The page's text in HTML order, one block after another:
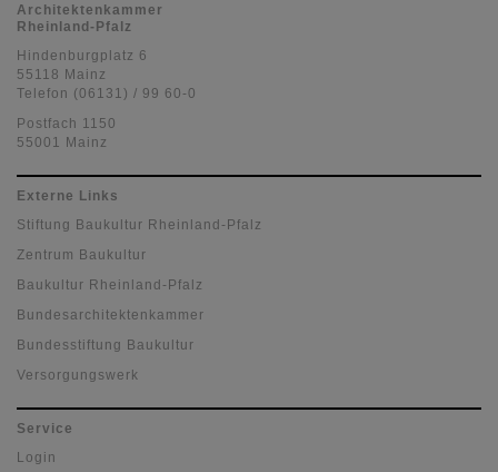
Architektenkammer
Rheinland-Pfalz
Hindenburgplatz 6
55118 Mainz
Telefon (06131) / 99 60-0
Postfach 1150
55001 Mainz
Externe Links
Stiftung Baukultur Rheinland-Pfalz
Zentrum Baukultur
Baukultur Rheinland-Pfalz
Bundesarchitektenkammer
Bundesstiftung Baukultur
Versorgungswerk
Service
Login